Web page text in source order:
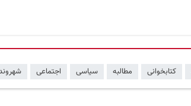
کتابخوانی مطالبه سیاسی اجتماعی